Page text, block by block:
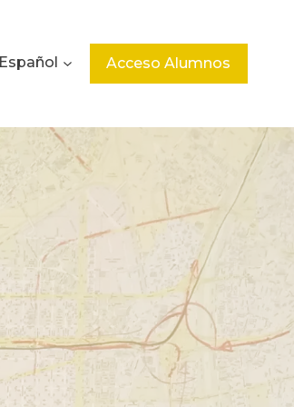
Español Acceso Alumnos